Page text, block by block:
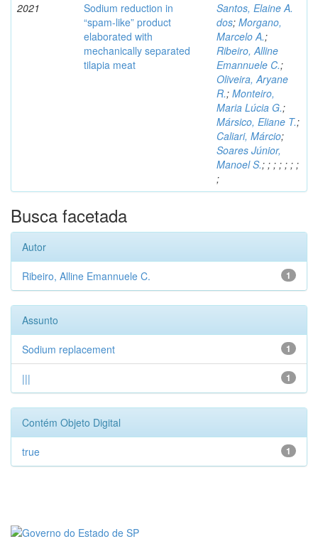
2021
Sodium reduction in
“spam-like” product
elaborated with
mechanically separated
tilapia meat
Santos, Elaine A.
dos; Morgano,
Marcelo A.;
Ribeiro, Alline
Emannuele C.;
Oliveira, Aryane
R.; Monteiro,
Maria Lúcia G.;
Mársico, Eliane T.;
Caliari, Márcio;
Soares Júnior,
Manoel S.; ; ; ; ; ; ;
;
Busca facetada
Autor
1
Ribeiro, Alline Emannuele C.
Assunto
1
Sodium replacement
1
|||
Contém Objeto Digital
1
true